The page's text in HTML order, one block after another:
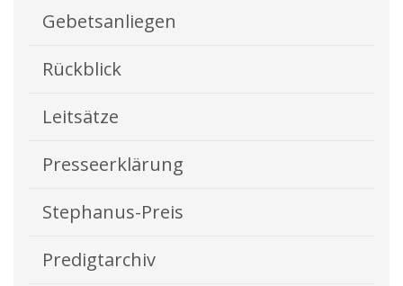
Gebetsanliegen
Rückblick
Leitsätze
Presseerklärung
Stephanus-Preis
Predigtarchiv